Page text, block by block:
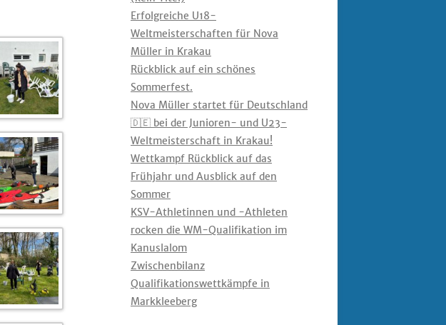
Erfolgreiche U18-
Weltmeisterschaften für Nova
Müller in Krakau
Rückblick auf ein schönes
Sommerfest.
Nova Müller startet für Deutschland
🇩🇪 bei der Junioren- und U23-
Weltmeisterschaft in Krakau!
Wettkampf Rückblick auf das
Frühjahr und Ausblick auf den
Sommer
KSV-Athletinnen und -Athleten
rocken die WM-Qualifikation im
Kanuslalom
Zwischenbilanz
Qualifikationswettkämpfe in
Markkleeberg